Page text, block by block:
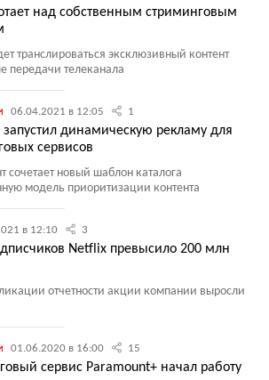
над собственным стриминговым
транслироваться эксклюзивный контент
передачи телеканала
06.04.2021 в 12:05 1
запустил динамическую рекламу для
сервисов
сочетает новый шаблон каталога
модель приоритизации контента
в 12:10 3
Netflix превысило 200 млн
отчетности акции компании выросли
01.06.2020 в 16:00 15
сервис Paramount+ начал работу